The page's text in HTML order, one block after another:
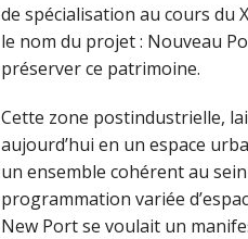
de spécialisation au cours du
le nom du projet : Nouveau
préserver ce patrimoine.
Cette zone postindustrielle,
aujourd’hui en un espace
un ensemble cohérent au
programmation variée
New Port se voulait un